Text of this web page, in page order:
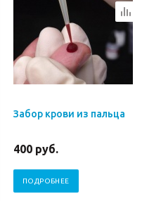
Забор крови из пальца
400 руб.
ПОДРОБНЕЕ